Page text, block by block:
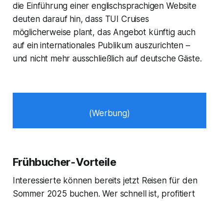
die Einführung einer englischsprachigen Website
deuten darauf hin, dass TUI Cruises
möglicherweise plant, das Angebot künftig auch
auf ein internationales Publikum auszurichten –
und nicht mehr ausschließlich auf deutsche Gäste.
(Werbung)
Frühbucher-Vorteile
Interessierte können bereits jetzt Reisen für den
Sommer 2025 buchen. Wer schnell ist, profitiert